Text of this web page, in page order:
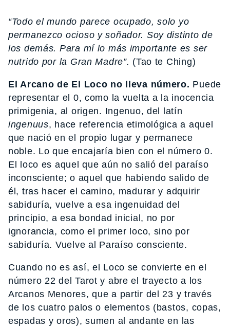
“Todo el mundo parece ocupado, solo yo
permanezco ocioso y soñador. Soy distinto de
los demás. Para mí lo más importante es ser
nutrido por la Gran Madre”. (Tao te Ching)
El Arcano de El Loco no lleva número. Puede
representar el 0, como la vuelta a la inocencia
primigenia, al origen. Ingenuo, del latín
ingenuus, hace referencia etimológica a aquel
que nació en el propio lugar y permanece
noble. Lo que encajaría bien con el número 0.
El loco es aquel que aún no salió del paraíso
inconsciente; o aquel que habiendo salido de
él, tras hacer el camino, madurar y adquirir
sabiduría, vuelve a esa ingenuidad del
principio, a esa bondad inicial, no por
ignorancia, como el primer loco, sino por
sabiduría. Vuelve al Paraíso consciente.
Cuando no es así, el Loco se convierte en el
número 22 del Tarot y abre el trayecto a los
Arcanos Menores, que a partir del 23 y través
de los cuatro palos o elementos (bastos, copas,
espadas y oros), sumen al andante en las